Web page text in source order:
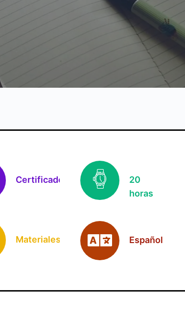
Certificado
Materiales
20
horas
Español